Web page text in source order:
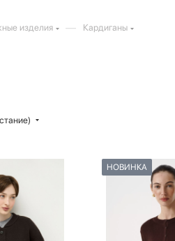
изделия — Кардиганы
НОВИНКА